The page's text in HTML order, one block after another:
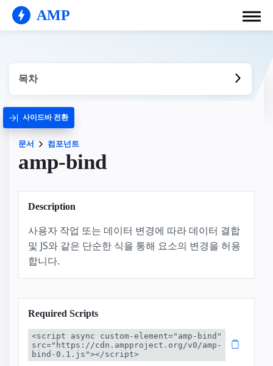
AMP
목차
사이드바 전환
문서 컴포넌트
amp-bind
Description
사용자 작업 또는 데이터 변경에 따라 데이터 결합
및 JS와 같은 단순한 식을 통해 요소의 변경을 허용
합니다.
Required Scripts
<script async custom-element="amp-bind"
src="https://cdn.ampproject.org/v0/amp-
bind-0.1.js"></script>